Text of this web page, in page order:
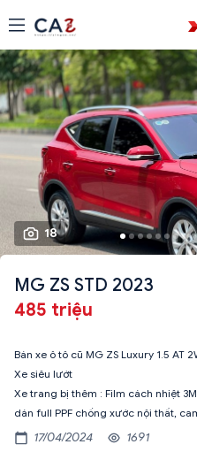
18
MG ZS STD 2023
485 triệu
Bán xe ô tô cũ MG ZS Luxury 1.5 AT
Xe siêu lướt
Xe trang bị thêm : Film cách nhiệt
17/04/2024 1691